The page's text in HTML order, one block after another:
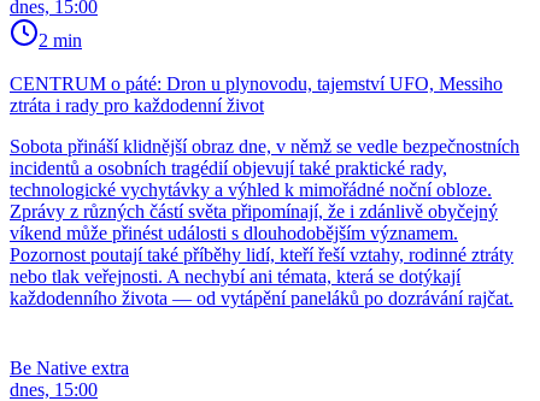
dnes, 15:00
2 min
CENTRUM o páté: Dron u plynovodu, tajemství UFO, Messiho
ztráta i rady pro každodenní život
Sobota přináší klidnější obraz dne, v němž se vedle bezpečnostních
incidentů a osobních tragédií objevují také praktické rady,
technologické vychytávky a výhled k mimořádné noční obloze.
Zprávy z různých částí světa připomínají, že i zdánlivě obyčejný
víkend může přinést události s dlouhodobějším významem.
Pozornost poutají také příběhy lidí, kteří řeší vztahy, rodinné ztráty
nebo tlak veřejnosti. A nechybí ani témata, která se dotýkají
každodenního života — od vytápění paneláků po dozrávání rajčat.
Be Native extra
dnes, 15:00